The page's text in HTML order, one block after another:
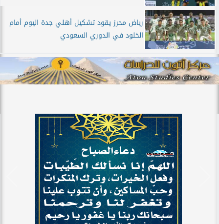
رياض محرز يقود تشكيل أهلي جدة اليوم أمام
الخلود في الدوري السعودي